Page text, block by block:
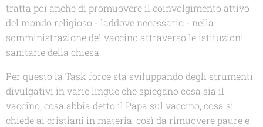
tratta poi anche di promuovere il coinvolgimento attivo
del mondo religioso - laddove necessario - nella
somministrazione del vaccino attraverso le istituzioni
sanitarie della chiesa.
Per questo la Task force sta sviluppando degli strumenti
divulgativi in varie lingue che spiegano cosa sia il
vaccino, cosa abbia detto il Papa sul vaccino, cosa si
chiede ai cristiani in materia, così da rimuovere paure e